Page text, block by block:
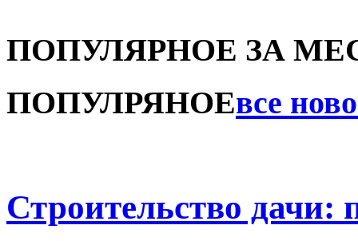
ПОПУЛЯРНОЕ ЗА
ПОПУЛРЯНОЕвсе
Строительство дачи: